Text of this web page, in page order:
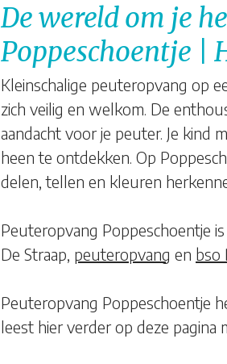
De wereld om je
Poppeschoentje |
Kleinschalige peuteropvang op
zich veilig en welkom. De
aandacht voor je peuter. Je kind
heen te ontdekken. Op
delen, tellen en kleuren
Peuteropvang Poppeschoentje
De Straap, peuteropvang en bso
Peuteropvang Poppeschoentje
leest hier verder op deze pagina